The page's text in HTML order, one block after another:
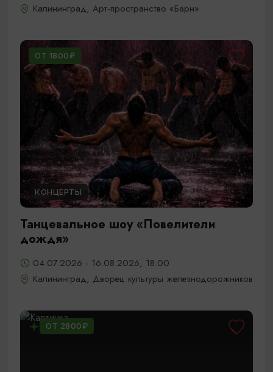
Калининград, Арт-пространство «Барн»
ОТ 1800₽
КОНЦЕРТЫ
Танцевальное шоу «Повелители
дождя»
04.07.2026 - 16.08.2026, 18:00
Калининград, Дворец культуры железнодорожников
ОТ 2800₽